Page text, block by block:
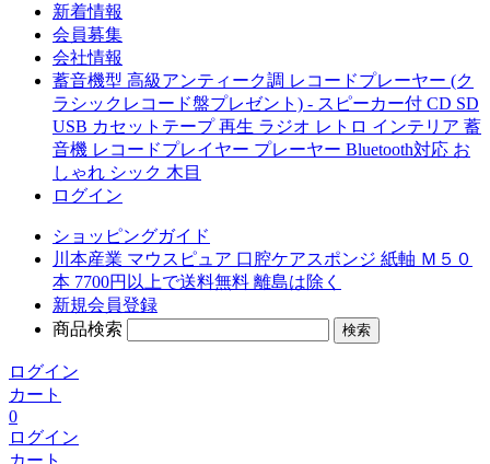
新着情報
会員募集
会社情報
蓄音機型 高級アンティーク調 レコードプレーヤー (ク
ラシックレコード盤プレゼント) - スピーカー付 CD SD
USB カセットテープ 再生 ラジオ レトロ インテリア 蓄
音機 レコードプレイヤー プレーヤー Bluetooth対応 お
しゃれ シック 木目
ログイン
ショッピングガイド
川本産業 マウスピュア 口腔ケアスポンジ 紙軸 Ｍ５０
本 7700円以上で送料無料 離島は除く
新規会員登録
商品検索
ログイン
カート
0
ログイン
カート